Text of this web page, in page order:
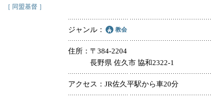
［ 同盟基督 ］
ジャンル 教会
住所
〒384-2204
長野県 佐久市 協和2322-1
アクセス JR佐久平駅から車20分